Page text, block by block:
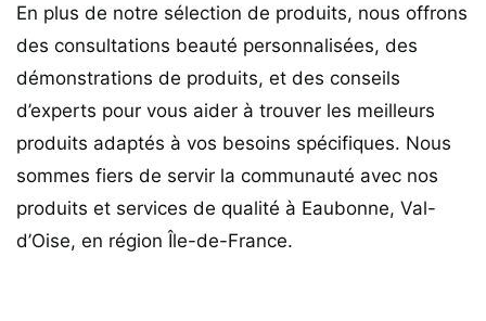
En plus de notre sélection de produits, nous offrons
des consultations beauté personnalisées, des
démonstrations de produits, et des conseils
d’experts pour vous aider à trouver les meilleurs
produits adaptés à vos besoins spécifiques. Nous
sommes fiers de servir la communauté avec nos
produits et services de qualité à Eaubonne, Val-
d’Oise, en région Île-de-France.